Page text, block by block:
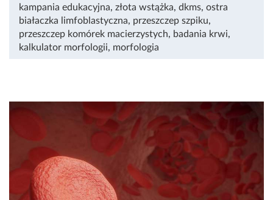
kampania edukacyjna, złota wstążka, dkms, ostra
białaczka limfoblastyczna, przeszczep szpiku,
przeszczep komórek macierzystych, badania krwi,
kalkulator morfologii, morfologia